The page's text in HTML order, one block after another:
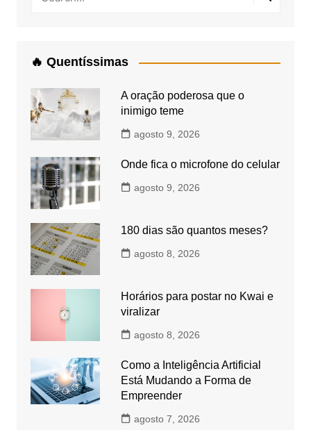
🔥 Quentíssimas
A oração poderosa que o
inimigo teme
agosto 9, 2026
Onde fica o microfone do celular
agosto 9, 2026
180 dias são quantos meses?
agosto 8, 2026
Horários para postar no Kwai e
viralizar
agosto 8, 2026
Como a Inteligência Artificial
Está Mudando a Forma de
Empreender
agosto 7, 2026